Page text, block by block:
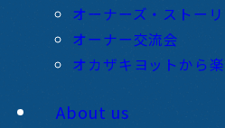
オーナーズ・ストー
オーナー交流会
オカザキヨットから
About us